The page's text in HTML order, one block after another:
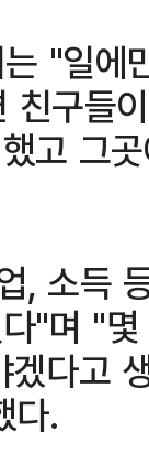
"일
구들
고 그
, 소득
"며 "
다고
다.